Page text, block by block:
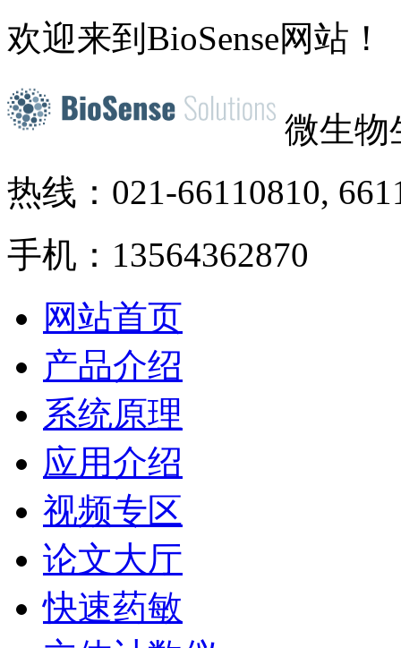
欢迎来到BioSense网站！
微生物
热线：021-66110810,
手机：13564362870
网站首页
产品介绍
系统原理
应用介绍
视频专区
论文大厅
快速药敏